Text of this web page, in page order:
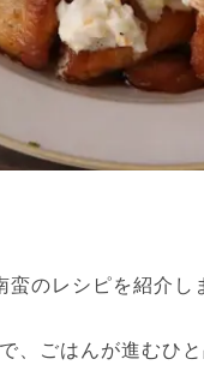
のレシピを紹介し
、ごはんが進むひ